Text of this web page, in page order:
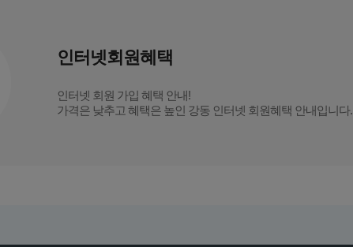
인터넷회원혜택
인터넷 회원 가입 혜택 안내!
가격은 낮추고 혜택은 높인 강동 인터넷 회원혜택 안내입니다.